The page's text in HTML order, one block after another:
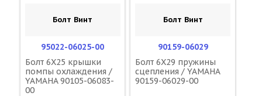
Болт Винт
95022-06025-00
Болт 6X25 крышки
помпы охлаждения /
YAMAHA 90105-06083-
00
Болт Винт
90159-06029
Болт 6X29 пружины
сцепления / YAMAHA
90159-06029-00